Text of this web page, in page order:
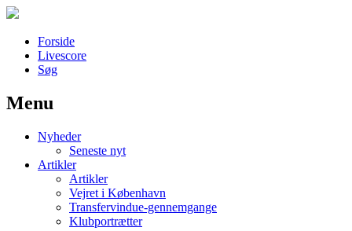
Forside
Livescore
Søg
Наши партнеры
лучшие займы
Menu
Nyheder
Seneste nyt
Artikler
Artikler
Vejret i København
Transfervindue-gennemgange
Klubportrætter